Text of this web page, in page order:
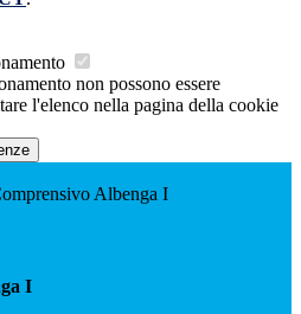
non possono essere
l'elenco nella pagina della cookie
Albenga I
I